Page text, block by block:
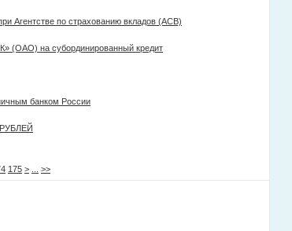
Агентстве по страхованию вкладов (АСВ)
(ОАО) на субординированный кредит
банком России
175 > >>